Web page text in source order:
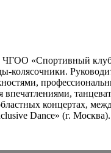
«Спортивный
колясочники.
впечатлениями,
концертах,
Dance» (г. Москва).